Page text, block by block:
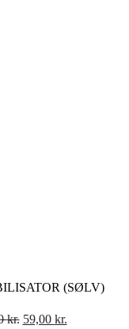
(SØLV)
kr. Den
59,00 kr.